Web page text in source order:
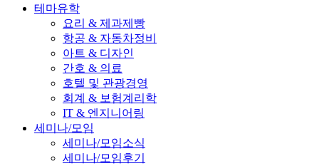
테마유학
요리 & 제과제빵
항공 & 자동차정비
아트 & 디자인
간호 & 의료
호텔 및 관광경영
회계 & 보험계리학
IT & 엔지니어링
세미나/모임
세미나/모임소식
세미나/모임후기